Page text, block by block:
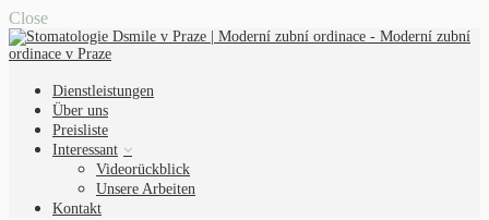
Close
Dienstleistungen
Über uns
Preisliste
Interessant
Videorückblick
Unsere Arbeiten
Kontakt